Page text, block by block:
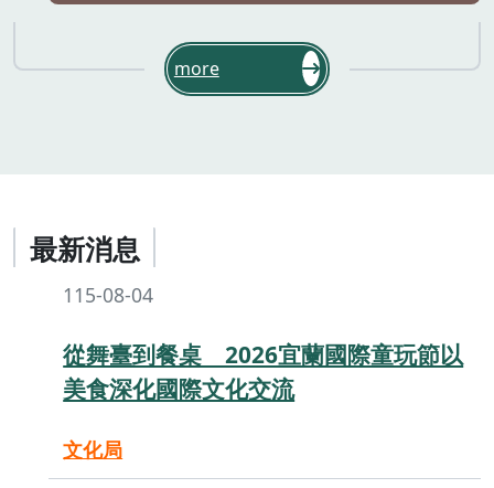
more
最新消息
115-08-04
從舞臺到餐桌 2026宜蘭國際童玩節以
美食深化國際文化交流
文化局